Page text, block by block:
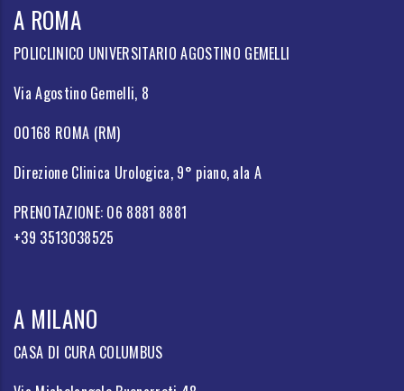
A ROMA
POLICLINICO UNIVERSITARIO AGOSTINO GEMELLI
Via Agostino Gemelli, 8
00168 ROMA (RM)
Direzione Clinica Urologica, 9° piano, ala A
PRENOTAZIONE: 06 8881 8881
+39 3513038525
A MILANO
CASA DI CURA COLUMBUS